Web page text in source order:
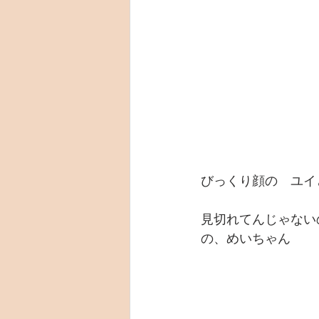
びっくり顔の　ユイ
見切れてんじゃな
の、めいちゃん